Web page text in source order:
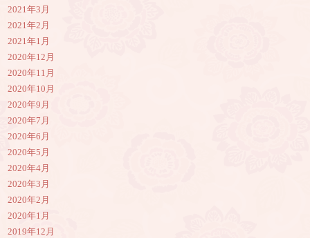
2021年3月
2021年2月
2021年1月
2020年12月
2020年11月
2020年10月
2020年9月
2020年7月
2020年6月
2020年5月
2020年4月
2020年3月
2020年2月
2020年1月
2019年12月